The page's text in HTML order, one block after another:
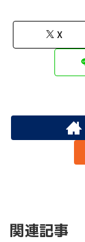
X
関連記事